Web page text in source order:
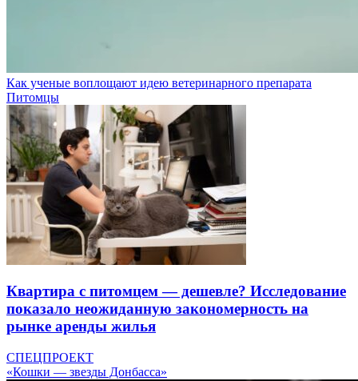
Как ученые воплощают идею ветеринарного препарата
Питомцы
Квартира с питомцем — дешевле? Исследование
показало неожиданную закономерность на
рынке аренды жилья
СПЕЦПРОЕКТ
«Кошки — звезды Донбасса»